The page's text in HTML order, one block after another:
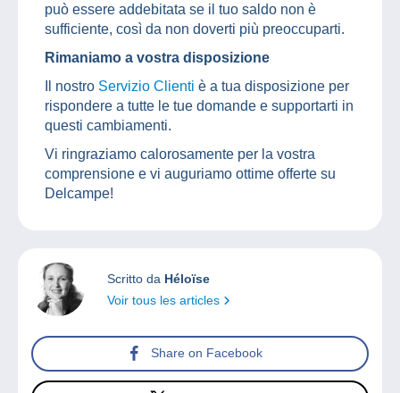
può essere addebitata se il tuo saldo non è
sufficiente, così da non doverti più preoccuparti.
Rimaniamo a vostra disposizione
Il nostro Servizio Clienti è a tua disposizione per
rispondere a tutte le tue domande e supportarti in
questi cambiamenti.
Vi ringraziamo calorosamente per la vostra
comprensione e vi auguriamo ottime offerte su
Delcampe!
Scritto da Héloïse
Voir tous les articles
Share on Facebook